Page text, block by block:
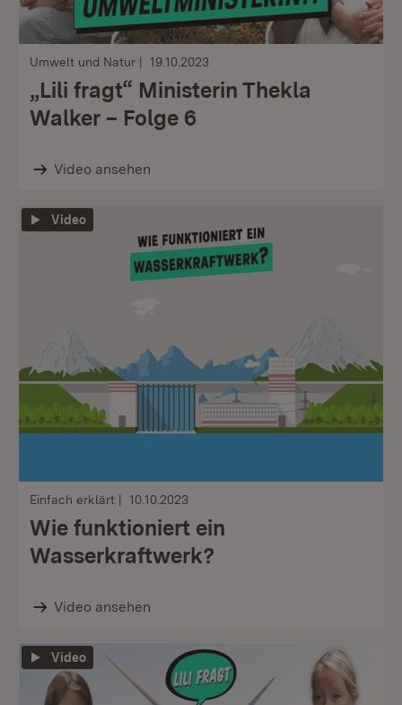
Umwelt und Natur 19.10.2023
„Lili fragt“ Ministerin Thekla
Walker – Folge 6
Video ansehen
Video
Einfach erklärt 10.10.2023
Wie funktioniert ein
Wasserkraftwerk?
Video ansehen
Video